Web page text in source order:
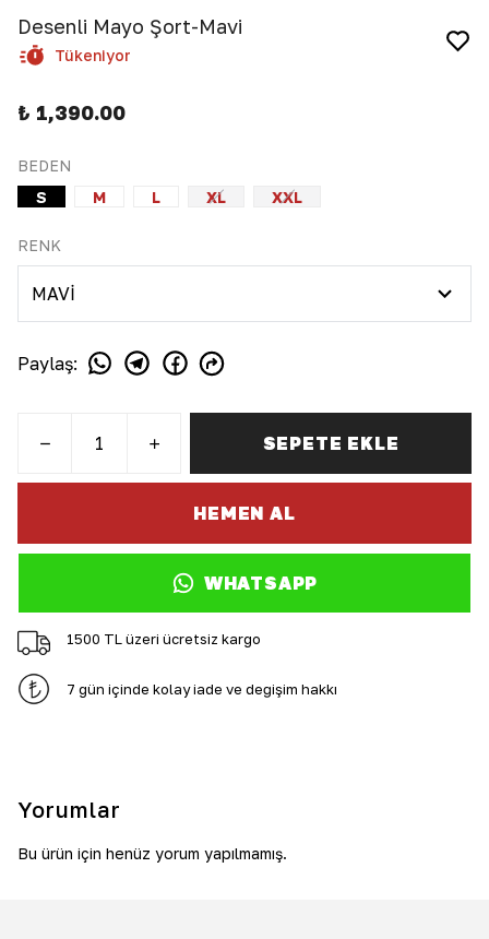
Desenli Mayo Şort-Mavi
Tükeniyor
₺ 1,390.00
BEDEN
S
M L XL XXL
RENK
Paylaş:
SEPETE EKLE
HEMEN AL
WHATSAPP
1500 TL üzeri ücretsiz kargo
7 gün içinde kolay iade ve değişim hakkı
Yorumlar
Bu ürün için henüz yorum yapılmamış.